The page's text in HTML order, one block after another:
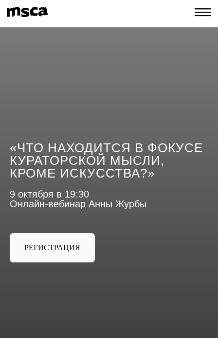
«ЧТО НАХОДИТСЯ В ФОКУСЕ
КУРАТОРСКОЙ МЫСЛИ,
КРОМЕ ИСКУССТВА?»
9 октября в 19:30
Онлайн-вебинар Анны Журбы
РЕГИСТРАЦИЯ